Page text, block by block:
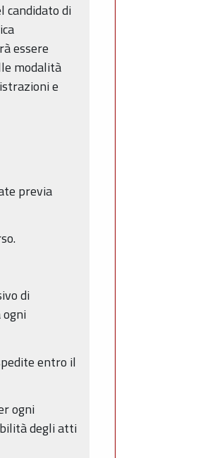
candidato di
essere
modalità
e
previa
di
ogni
entro il
ogni
degli atti